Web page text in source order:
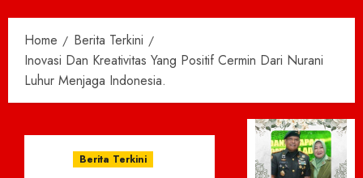
Home
Berita Terkini
Inovasi Dan Kreativitas Yang Positif Cermin Dari Nurani
Luhur Menjaga Indonesia.
Berita Terkini